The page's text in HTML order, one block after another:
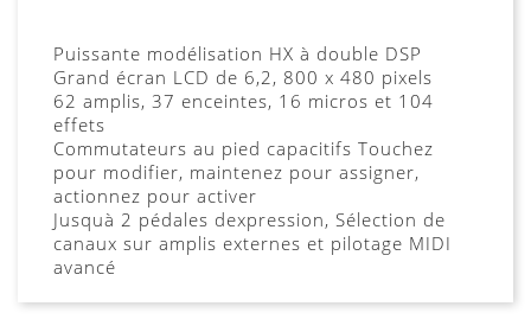
Puissante modélisation HX à double DSP
Grand écran LCD de 6,2, 800 x 480 pixels
62 amplis, 37 enceintes, 16 micros et 104
effets
Commutateurs au pied capacitifs Touchez
pour modifier, maintenez pour assigner,
actionnez pour activer
Jusquà 2 pédales dexpression, Sélection de
canaux sur amplis externes et pilotage MIDI
avancé